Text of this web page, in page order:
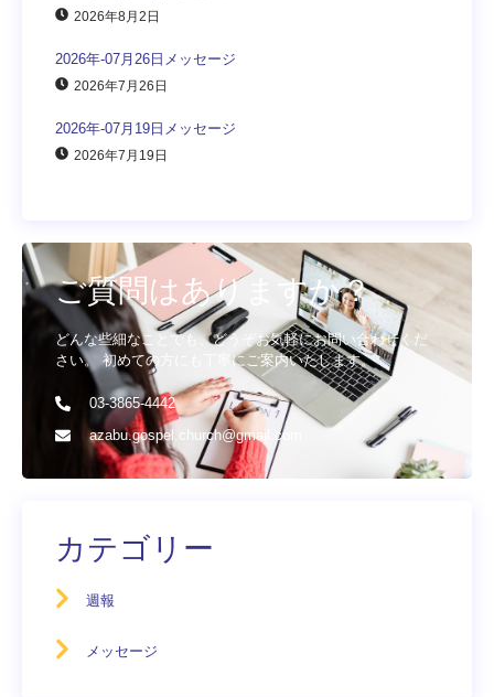
2026年8月2日
2026年-07月26日メッセージ
2026年7月26日
2026年-07月19日メッセージ
2026年7月19日
ご質問はありますか？
どんな些細なことでも、どうぞお気軽にお問い合わせくだ
さい。 初めての方にも丁寧にご案内いたします。
03-3865-4442
azabu.gospel.church@gmail.com
カテゴリー
週報
メッセージ